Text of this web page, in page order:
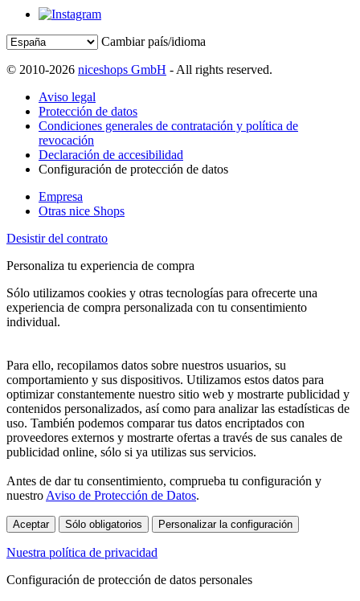
Cambiar país/idioma
© 2010-2026 niceshops GmbH - All rights reserved.
Aviso legal
Protección de datos
Condiciones generales de contratación y política de
revocación
Declaración de accesibilidad
Configuración de protección de datos
Empresa
Otras nice Shops
Desistir del contrato
Personaliza tu experiencia de compra
Sólo utilizamos cookies y otras tecnologías para ofrecerte una
experiencia de compra personalizada con tu consentimiento
individual.
Para ello, recopilamos datos sobre nuestros usuarios, su
comportamiento y sus dispositivos. Utilizamos estos datos para
optimizar constantemente nuestro sitio web y mostrarte publicidad y
contenidos personalizados, así como para analizar las estadísticas de
uso. También podemos comparar tus datos encriptados con
proveedores externos y mostrarte ofertas a través de sus canales de
publicidad online, sólo si ya utilizas sus servicios.
Antes de dar tu consentimiento, comprueba tu configuración y
nuestro Aviso de Protección de Datos.
Aceptar Sólo obligatorios Personalizar la configuración
Nuestra política de privacidad
Configuración de protección de datos personales